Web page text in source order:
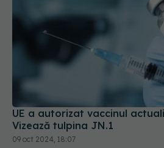
UE a autorizat vaccinul
Vizează tulpina JN.1
09 oct 2024, 18:07